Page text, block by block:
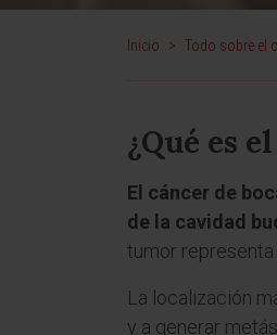
Inicio > Todo sobre el
¿Qué es
El cáncer de
de la cavidad
tumor representa
La localización
y a generar